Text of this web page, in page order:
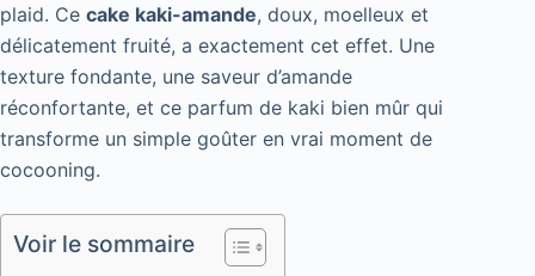
plaid. Ce cake kaki-amande, doux, moelleux et
délicatement fruité, a exactement cet effet. Une
texture fondante, une saveur d’amande
réconfortante, et ce parfum de kaki bien mûr qui
transforme un simple goûter en vrai moment de
cocooning.
Voir le sommaire